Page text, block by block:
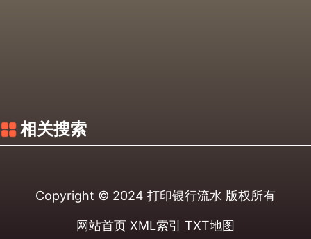
相关搜索
Copyright © 2024 打印银行流水 版权所有
网站首页 XML索引 TXT地图